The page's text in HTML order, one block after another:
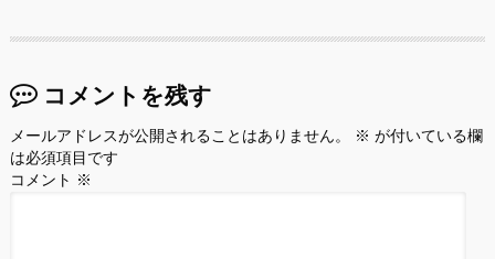
コメントを残す
メールアドレスが公開されることはありません。 ※ が付いている欄
は必須項目です
コメント ※